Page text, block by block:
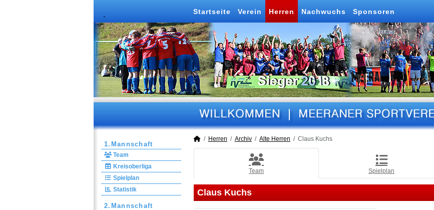
Startseite Verein Herren Nachwuchs Sponsoren
1.Mannschaft
Team
Kreisoberliga
Spielplan
Statistik
2.Mannschaft
Herren Archiv Alte Herren Claus Kuchs
Team Spielplan
Claus Kuchs